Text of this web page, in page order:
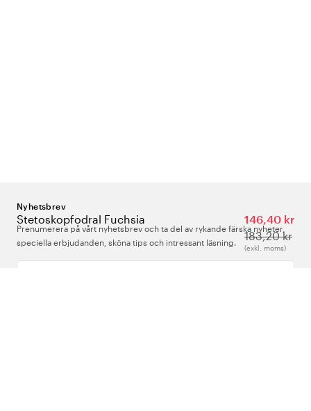
Stetoskopfodral Fuchsia
146,40 kr
183,20 kr
(exkl. moms)
Nyhetsbrev
Prenumerera på vårt nyhetsbrev och ta del av rykande färska nyheter,
speciella erbjudanden, sköna tips och intressant läsning.
Ange din e-postadress